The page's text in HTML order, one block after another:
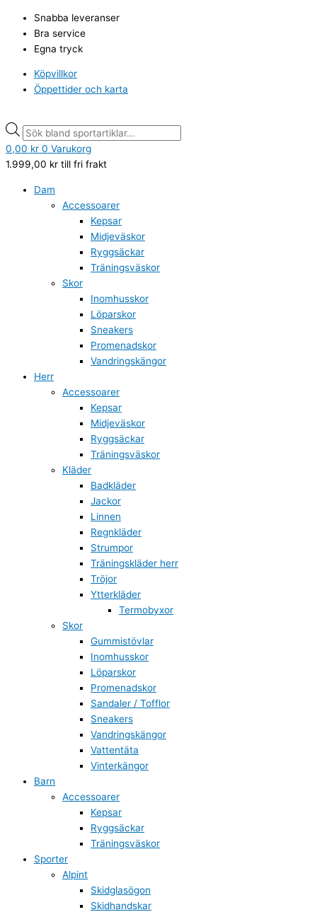
innehåll
Snabba leveranser
Bra service
Egna tryck
Köpvillkor
Öppettider och karta
search
0,00 kr 0 Varukorg
1.999,00 kr till fri frakt
Dam
Accessoarer
Kepsar
Midjeväskor
Ryggsäckar
Träningsväskor
Skor
Inomhusskor
Löparskor
Sneakers
Promenadskor
Vandringskängor
Herr
Accessoarer
Kepsar
Midjeväskor
Ryggsäckar
Träningsväskor
Kläder
Badkläder
Jackor
Linnen
Regnkläder
Strumpor
Träningskläder herr
Tröjor
Ytterkläder
Termobyxor
Skor
Gummistövlar
Inomhusskor
Löparskor
Promenadskor
Sandaler / Tofflor
Sneakers
Vandringskängor
Vattentäta
Vinterkängor
Barn
Accessoarer
Kepsar
Ryggsäckar
Träningsväskor
Sporter
Alpint
Skidglasögon
Skidhandskar
search
mängd